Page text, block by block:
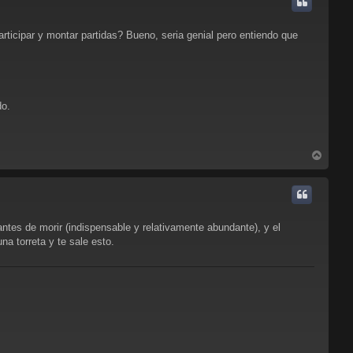
y montar partidas? Bueno, seria genial pero entiendo que
r
de morir (indispensable y relativamente abundante), y el
torreta y te sale esto.